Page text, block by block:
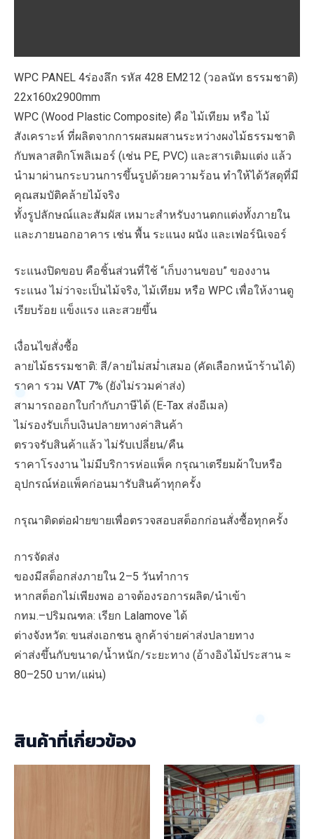
WPC PANEL 4ร่องลึก รหัส 428 EM212 (วอลนัท ธรรมชาติ)
22x160x2900mm
WPC (Wood Plastic Composite) คือ ไม้เทียม หรือ ไม้
สังเคราะห์ ที่ผลิตจากการผสมผสานระหว่างผงไม้ธรรมชาติ
กับพลาสติกโพลิเมอร์ (เช่น PE, PVC) และสารเติมแต่ง แล้ว
นำมาผ่านกระบวนการขึ้นรูปด้วยความร้อน ทำให้ได้วัสดุที่มี
คุณสมบัติคล้ายไม้จริง
ทั้งรูปลักษณ์และสัมผัส เหมาะสำหรับงานตกแต่งทั้งภายใน
และภายนอกอาคาร เช่น พื้น ระแนง ผนัง และเฟอร์นิเจอร์
ระแนงปิดขอบ คือชิ้นส่วนที่ใช้ “เก็บงานขอบ” ของงาน
ระแนง ไม่ว่าจะเป็นไม้จริง, ไม้เทียม หรือ WPC เพื่อให้งานดู
เรียบร้อย แข็งแรง และสวยขึ้น
เงื่อนไขสั่งซื้อ
ลายไม้ธรรมชาติ: สี/ลายไม่สม่ำเสมอ (คัดเลือกหน้าร้านได้)
ราคา รวม VAT 7% (ยังไม่รวมค่าส่ง)
สามารถออกใบกำกับภาษีได้ (E-Tax ส่งอีเมล)
ไม่รองรับเก็บเงินปลายทางค่าสินค้า
ตรวจรับสินค้าแล้ว ไม่รับเปลี่ยน/คืน
ราคาโรงงาน ไม่มีบริการห่อแพ็ค กรุณาเตรียมผ้าใบหรือ
อุปกรณ์ห่อแพ็คก่อนมารับสินค้าทุกครั้ง
กรุณาติดต่อฝ่ายขายเพื่อตรวจสอบสต็อกก่อนสั่งซื้อทุกครั้ง
การจัดส่ง
ของมีสต็อกส่งภายใน 2–5 วันทำการ
หากสต็อกไม่เพียงพอ อาจต้องรอการผลิต/นำเข้า
กทม.–ปริมณฑล: เรียก Lalamove ได้
ต่างจังหวัด: ขนส่งเอกชน ลูกค้าจ่ายค่าส่งปลายทาง
ค่าส่งขึ้นกับขนาด/น้ำหนัก/ระยะทาง (อ้างอิงไม้ประสาน ≈
80–250 บาท/แผ่น)
สินค้าที่เกี่ยวข้อง